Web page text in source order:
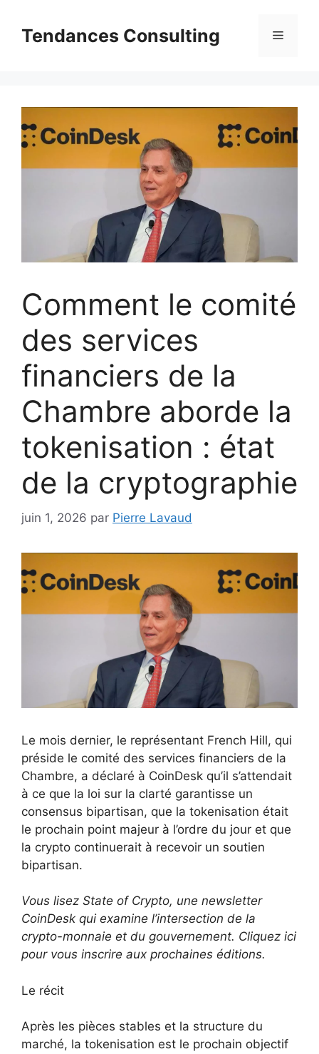
contenuTendances Consulting Menu
Comment le comité
des services
financiers de la
Chambre aborde la
tokenisation : état
de la cryptographie
juin 1, 2026 par Pierre Lavaud
Le mois dernier, le représentant French Hill, qui
préside le comité des services financiers de la
Chambre, a déclaré à CoinDesk qu’il s’attendait
à ce que la loi sur la clarté garantisse un
consensus bipartisan, que la tokenisation était
le prochain point majeur à l’ordre du jour et que
la crypto continuerait à recevoir un soutien
bipartisan.
Vous lisez State of Crypto, une newsletter
CoinDesk qui examine l’intersection de la
crypto-monnaie et du gouvernement. Cliquez ici
pour vous inscrire aux prochaines éditions.
Le récit
Après les pièces stables et la structure du
marché, la tokenisation est le prochain objectif